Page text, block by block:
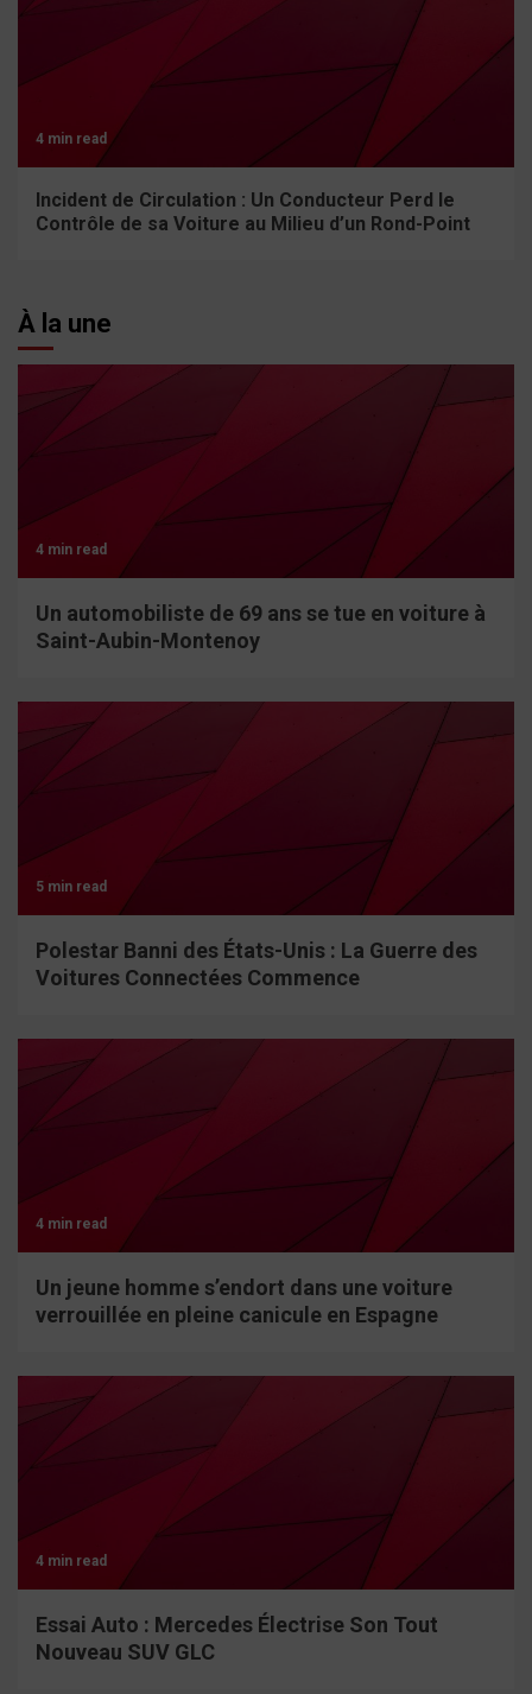
4 min read
Incident de Circulation : Un Conducteur Perd le
Contrôle de sa Voiture au Milieu d’un Rond-Point
À la une
4 min read
Un automobiliste de 69 ans se tue en voiture à
Saint-Aubin-Montenoy
5 min read
Polestar Banni des États-Unis : La Guerre des
Voitures Connectées Commence
4 min read
Un jeune homme s’endort dans une voiture
verrouillée en pleine canicule en Espagne
4 min read
Essai Auto : Mercedes Électrise Son Tout
Nouveau SUV GLC